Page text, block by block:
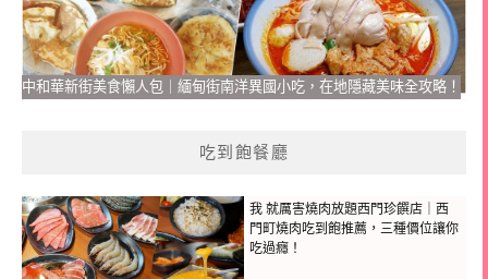
中和華新街美食懶人包｜緬甸街南洋異國小吃，在地隱藏美味全攻略！
吃到飽餐廳
我 就厲害燒肉放題西門珍饌店｜西
門町燒肉吃到飽推薦，三種價位讓你
吃過癮！